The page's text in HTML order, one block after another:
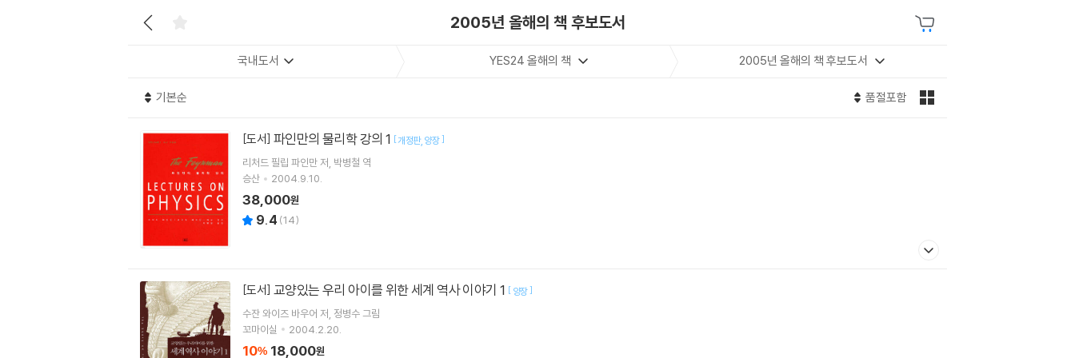
2005년 올해의 책 후보도서
국내도서 YES24 올해의 책 2005년 올해의 책 후보도서
기본순 품절포함
[도서] 파인만의 물리학 강의 1 [개정판 양장]
리처드 필립 파인만저 박병철 역
승산
2004.9.10.
38,000원
9.4 (14)
[도서] 교양있는 우리 아이를 위한 세계 역사 이야기 1 [ 양장]
수잔 와이즈 바우어 저 정병수그림
꼬마이실
2004.2.20.
10% 18,000원